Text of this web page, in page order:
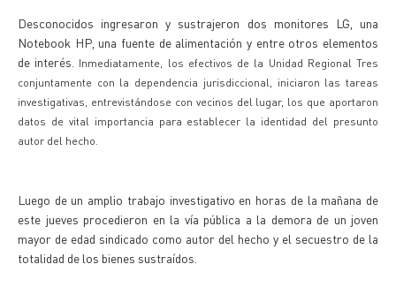
Desconocidos ingresaron y sustrajeron dos monitores LG, una
Notebook HP, una fuente de alimentación y entre otros elementos
de interés.
Inmediatamente, los efectivos de la Unidad Regional Tres
conjuntamente con la dependencia jurisdiccional, iniciaron las tareas
investigativas, entrevistándose con vecinos del lugar, los que aportaron
datos de vital importancia para establecer la identidad del presunto
autor del hecho.
Luego de un amplio trabajo investigativo en horas de la mañana de
este jueves procedieron en la vía pública a la demora de un joven
mayor de edad sindicado como autor del hecho y el secuestro de la
totalidad de los bienes sustraídos.